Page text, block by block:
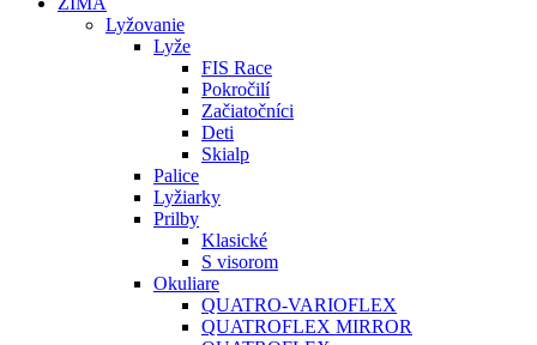
Lyžovanie
Lyže
FIS Race
Pokročilí
Začiatočníci
Deti
Skialp
Palice
Lyžiarky
Prilby
Klasické
S visorom
Okuliare
QUATRO-VARIOFLEX
QUATROFLEX MIRROR